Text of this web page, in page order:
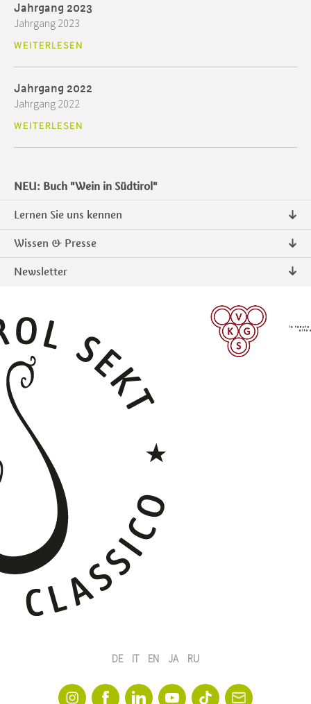
Jahrgang 2023
Jahrgang 2023
WEITERLESEN
Jahrgang 2022
Jahrgang 2022
WEITERLESEN
NEU: Buch "Wein in Südtirol"
Lernen Sie uns kennen
Über uns
Kontakt
Intranet
Wissen & Presse
Pressemitteilungen
Newsletter
DE IT EN JA RU